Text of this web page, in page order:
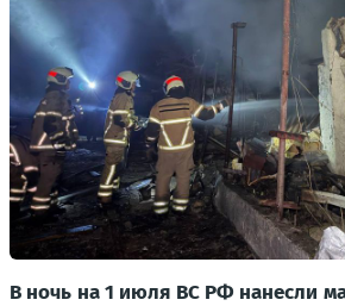
В ночь на 1 июля ВС РФ нанесли